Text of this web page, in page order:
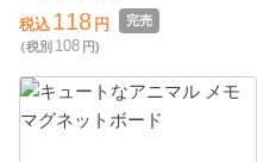
税込 118 円
完売
（税別 108 円)